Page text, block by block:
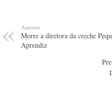
Anterior
Morre a diretora da creche
Aprendiz